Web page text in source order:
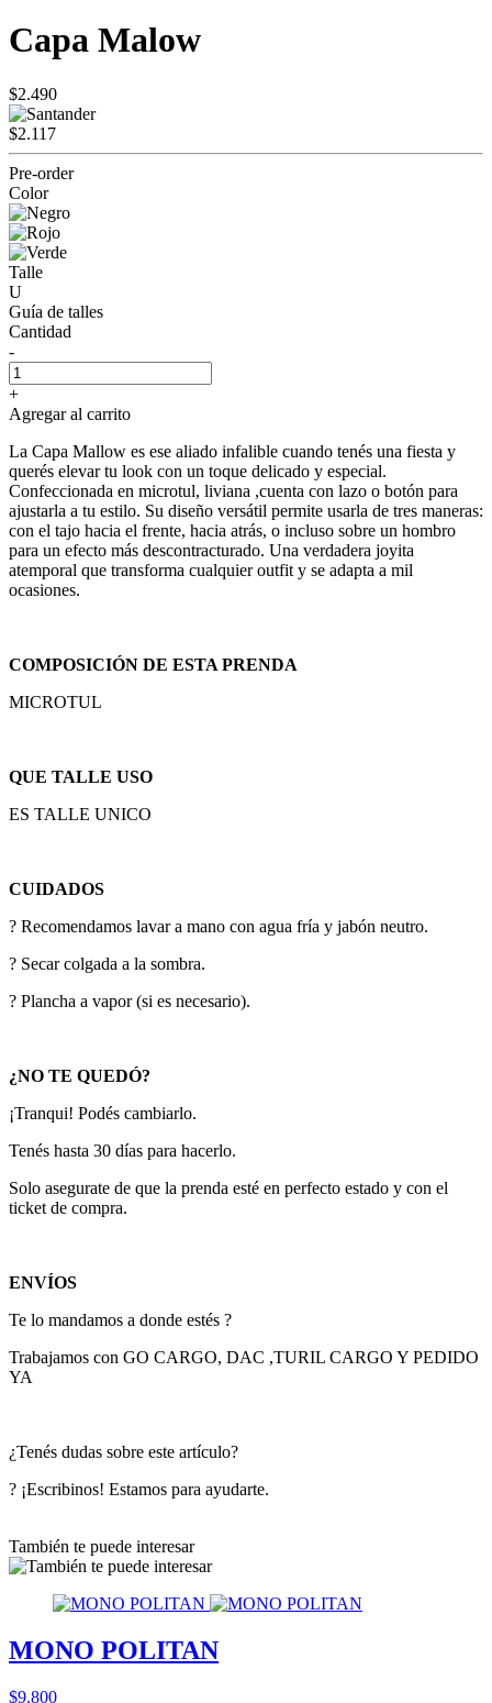
Capa Malow
$2.490
$2.117
Pre-order
Color
Talle
U
Guía de talles
Cantidad
-
+
Agregar al carrito
La Capa Mallow es ese aliado infalible cuando tenés una fiesta y
querés elevar tu look con un toque delicado y especial.
Confeccionada en microtul, liviana ,cuenta con lazo o botón para
ajustarla a tu estilo. Su diseño versátil permite usarla de tres maneras:
con el tajo hacia el frente, hacia atrás, o incluso sobre un hombro
para un efecto más descontracturado. Una verdadera joyita
atemporal que transforma cualquier outfit y se adapta a mil
ocasiones.
COMPOSICIÓN DE ESTA PRENDA
MICROTUL
QUE TALLE USO
ES TALLE UNICO
CUIDADOS
? Recomendamos lavar a mano con agua fría y jabón neutro.
? Secar colgada a la sombra.
? Plancha a vapor (si es necesario).
¿NO TE QUEDÓ?
¡Tranqui! Podés cambiarlo.
Tenés hasta 30 días para hacerlo.
Solo asegurate de que la prenda esté en perfecto estado y con el
ticket de compra.
ENVÍOS
Te lo mandamos a donde estés ?
Trabajamos con GO CARGO, DAC ,TURIL CARGO Y PEDIDO
YA
¿Tenés dudas sobre este artículo?
? ¡Escribinos! Estamos para ayudarte.
También te puede interesar
MONO POLITAN
$9.800